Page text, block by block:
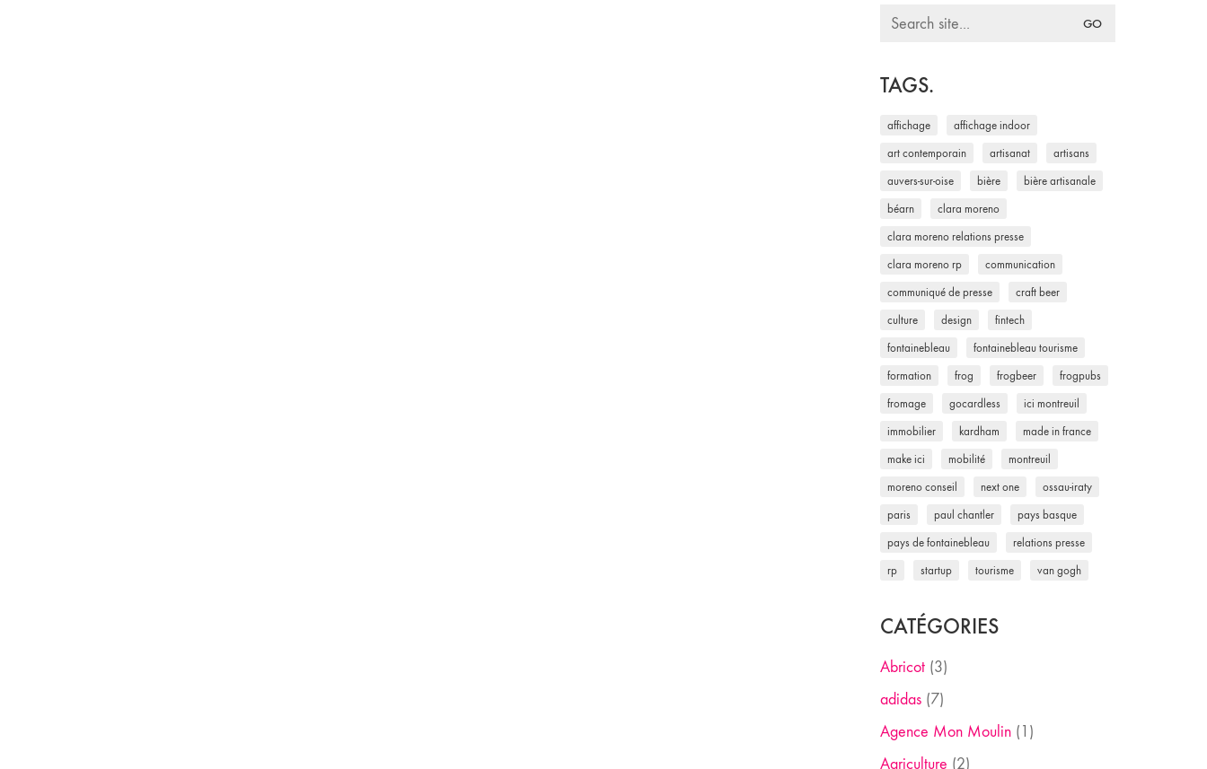
Search
TAGS.
affichage affichage indoor
art contemporain artisanat artisans
auvers-sur-oise bière bière artisanale
béarn clara moreno
clara moreno relations presse
clara moreno rp communication
communiqué de presse craft beer
culture design fintech
fontainebleau fontainebleau tourisme
formation frog frogbeer frogpubs
fromage gocardless ici montreuil
immobilier kardham made in france
make ici mobilité montreuil
moreno conseil next one ossau-iraty
paris paul chantler pays basque
pays de fontainebleau relations presse
rp startup tourisme van gogh
CATÉGORIES
Abricot(3)
adidas(7)
Agence Mon Moulin(1)
Agriculture (2)